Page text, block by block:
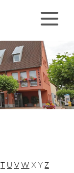
T U V W X Y Z